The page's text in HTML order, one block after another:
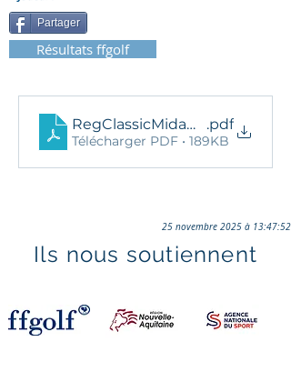
Partager
Résultats ffgolf
RegClassicMidamMoliets2024
.pdf
Télécharger PDF • 189KB
25 novembre 2025 à 13:47:52
Ils nous soutiennent